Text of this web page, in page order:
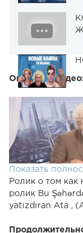
Описание
Показать
Ролик о том как
ролик Bu
yatızdıran Ata ,